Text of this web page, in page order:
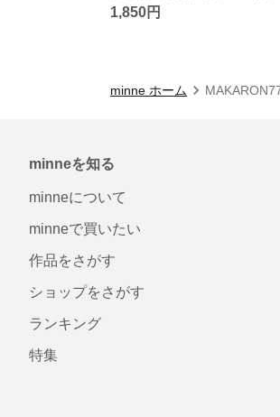
1,850円
minne ホーム
minneを知る
minneについて
minneで買いたい
作品をさがす
ショップをさがす
ランキング
特集